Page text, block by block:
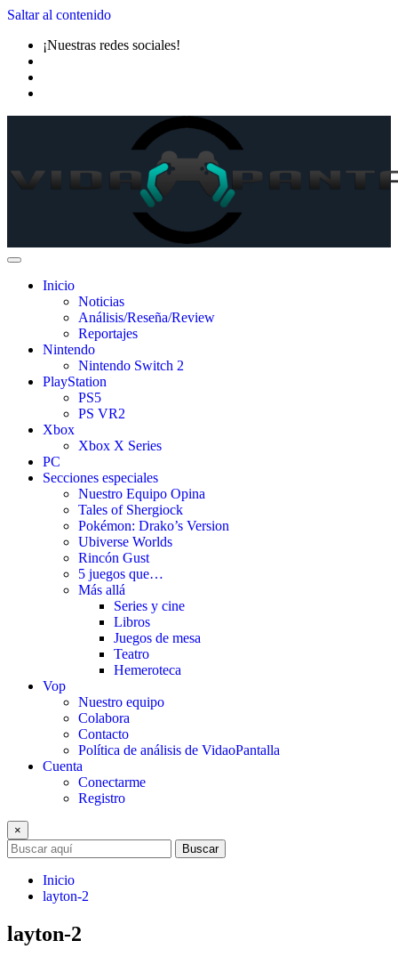
Saltar al contenido
¡Nuestras redes sociales!
Inicio
Noticias
Análisis/Reseña/Review
Reportajes
Nintendo
Nintendo Switch 2
PlayStation
PS5
PS VR2
Xbox
Xbox X Series
PC
Secciones especiales
Nuestro Equipo Opina
Tales of Shergiock
Pokémon: Drako’s Version
Ubiverse Worlds
Rincón Gust
5 juegos que…
Más allá
Series y cine
Libros
Juegos de mesa
Teatro
Hemeroteca
Vop
Nuestro equipo
Colabora
Contacto
Política de análisis de VidaoPantalla
Cuenta
Conectarme
Registro
×
Buscar
Inicio
layton-2
layton-2